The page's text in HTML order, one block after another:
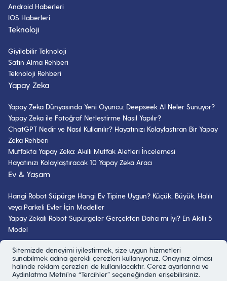
Android Haberleri
IOS Haberleri
Teknoloji
Giyilebilir Teknoloji
Satın Alma Rehberi
Teknoloji Rehberi
Yapay Zeka
Yapay Zeka Dünyasında Yeni Oyuncu: Deepseek AI Neler Sunuyor?
Yapay Zeka ile Fotoğraf Netleştirme Nasıl Yapılır?
ChatGPT Nedir ve Nasıl Kullanılır? Hayatınızı Kolaylaştıran Bir Yapay
Zeka Rehberi
Mutfakta Yapay Zeka: Akıllı Mutfak Aletleri İncelemesi
Hayatınızı Kolaylaştıracak 10 Yapay Zeka Aracı
Ev & Yaşam
Hangi Robot Süpürge Hangi Ev Tipine Uygun? Küçük, Büyük, Halılı
veya Parkeli Evler İçin Modeller
Yapay Zekalı Robot Süpürgeler Gerçekten Daha mı İyi? En Akıllı 5
Model
Bizi Takip Edin